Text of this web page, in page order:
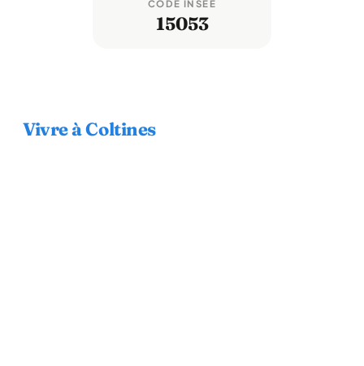
CODE INSEE
15053
Vivre à Coltines